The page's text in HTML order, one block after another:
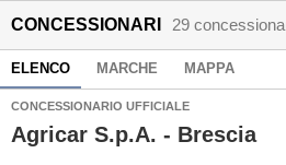
CONCESSIONARI 29
ELENCO MARCHE MAPPA
CONCESSIONARIO UFFICIALE
Agricar S.p.A. - Brescia